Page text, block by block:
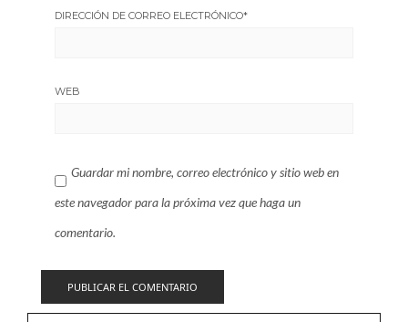
DIRECCIÓN DE CORREO ELECTRÓNICO*
WEB
Guardar mi nombre, correo electrónico y sitio web en
este navegador para la próxima vez que haga un
comentario.